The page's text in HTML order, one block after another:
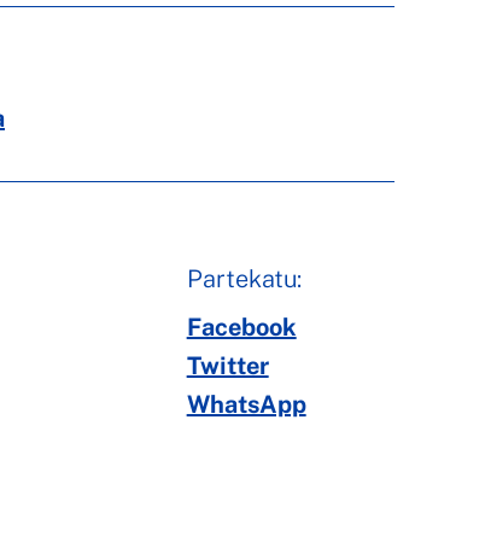
Partekatu:
Facebook
Twitter
WhatsApp